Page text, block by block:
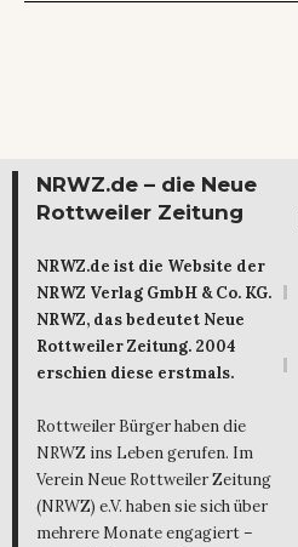
NRWZ.de – die Neue
Rottweiler Zeitung
NRWZ.de ist die Website der
NRWZ Verlag GmbH & Co. KG.
NRWZ, das bedeutet Neue
Rottweiler Zeitung. 2004
erschien diese erstmals.
Rottweiler Bürger haben die
NRWZ ins Leben gerufen. Im
Verein Neue Rottweiler Zeitung
(NRWZ) e.V. haben sie sich über
mehrere Monate engagiert –